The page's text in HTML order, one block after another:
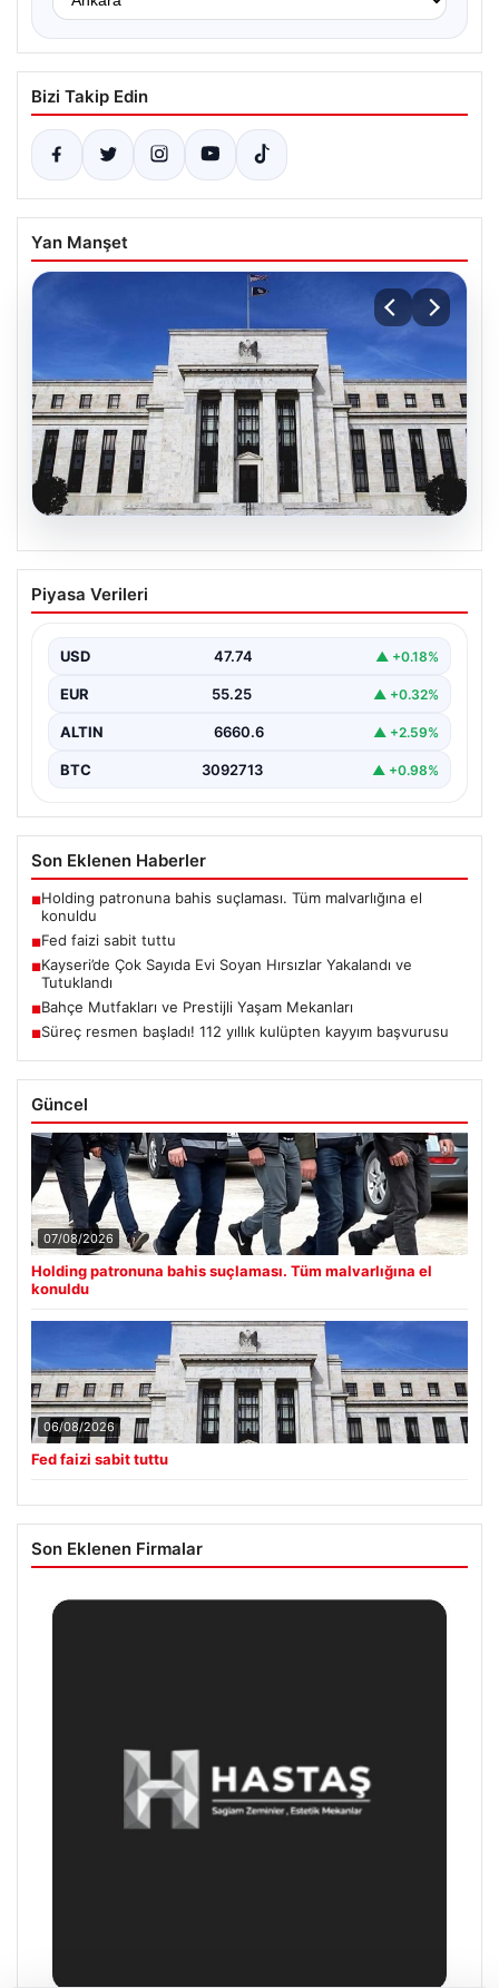
Bizi Takip Edin
Yan Manşet
06.08.2026
Fed faizi sabit tuttu
{ "title": "ABD Merkez Bankası Faiz Oranında Değişiklik
Piyasa Verileri
USD 47.74 ▲ +0.18%
EUR 55.25 ▲ +0.32%
ALTIN 6660.6 ▲ +2.59%
BTC 3092713 ▲ +0.98%
Son Eklenen Haberler
■Holding patronuna bahis suçlaması. Tüm malvarlığına el
konuldu
■Fed faizi sabit tuttu
■Kayseri’de Çok Sayıda Evi Soyan Hırsızlar Yakalandı ve
Tutuklandı
■Bahçe Mutfakları ve Prestijli Yaşam Mekanları
■Süreç resmen başladı! 112 yıllık kulüpten kayyım başvurusu
Güncel
07/08/2026
Holding patronuna bahis suçlaması. Tüm malvarlığına el
konuldu
06/08/2026
Fed faizi sabit tuttu
Son Eklenen Firmalar